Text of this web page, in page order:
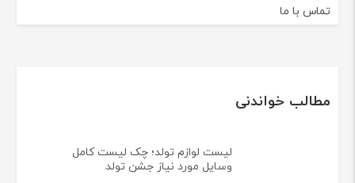
تماس با ما
مطالب خواندنی
لیست لوازم تولد؛ چک لیست کامل
وسایل مورد نیاز جشن تولد